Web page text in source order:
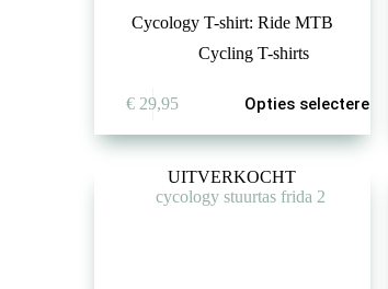
Cycology T-shirt: Ride MTB
Cycling T-shirts
€ 29,95 Opties selecteren
product
meerdere
UITVERKOCHT